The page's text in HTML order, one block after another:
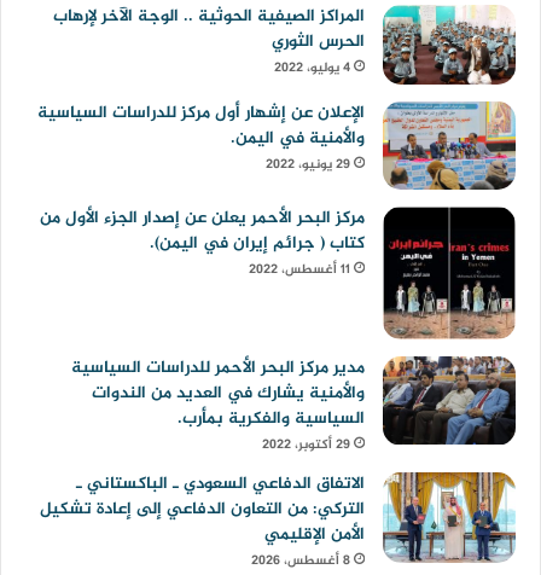
المراكز الصيفية الحوثية .. الوجة الآخر لإرهاب
الحرس الثوري
4 يوليو، 2022
الإعلان عن إشهار أول مركز للدراسات السياسية
والأمنية في اليمن.
29 يونيو، 2022
مركز البحر الأحمر يعلن عن إصدار الجزء الأول من
كتاب ( جرائم إيران في اليمن).
11 أغسطس، 2022
مدير مركز البحر الأحمر للدراسات السياسية
والأمنية يشارك في العديد من الندوات
السياسية والفكرية بمأرب.
29 أكتوبر، 2022
الاتفاق الدفاعي السعودي ـ الباكستاني ـ
التركي: من التعاون الدفاعي إلى إعادة تشكيل
الأمن الإقليمي
8 أغسطس، 2026